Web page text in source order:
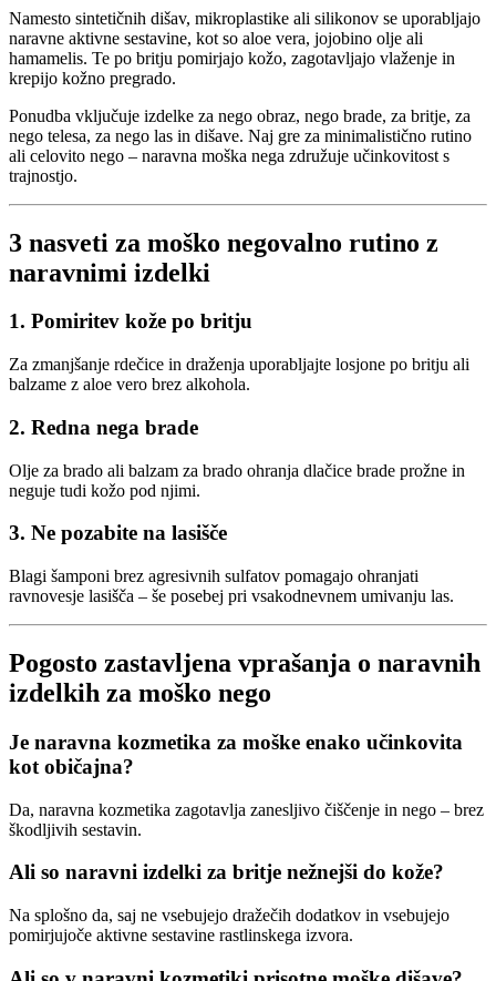
Namesto sintetičnih dišav, mikroplastike ali silikonov se uporabljajo
naravne aktivne sestavine, kot so aloe vera, jojobino olje ali
hamamelis. Te po britju pomirjajo kožo, zagotavljajo vlaženje in
krepijo kožno pregrado.
Ponudba vključuje izdelke za nego obraz, nego brade, za britje, za
nego telesa, za nego las in dišave. Naj gre za minimalistično rutino
ali celovito nego – naravna moška nega združuje učinkovitost s
trajnostjo.
3 nasveti za moško negovalno rutino z
naravnimi izdelki
1. Pomiritev kože po britju
Za zmanjšanje rdečice in draženja uporabljajte losjone po britju ali
balzame z aloe vero brez alkohola.
2. Redna nega brade
Olje za brado ali balzam za brado ohranja dlačice brade prožne in
neguje tudi kožo pod njimi.
3. Ne pozabite na lasišče
Blagi šamponi brez agresivnih sulfatov pomagajo ohranjati
ravnovesje lasišča – še posebej pri vsakodnevnem umivanju las.
Pogosto zastavljena vprašanja o naravnih
izdelkih za moško nego
Je naravna kozmetika za moške enako učinkovita
kot običajna?
Da, naravna kozmetika zagotavlja zanesljivo čiščenje in nego – brez
škodljivih sestavin.
Ali so naravni izdelki za britje nežnejši do kože?
Na splošno da, saj ne vsebujejo dražečih dodatkov in vsebujejo
pomirjujoče aktivne sestavine rastlinskega izvora.